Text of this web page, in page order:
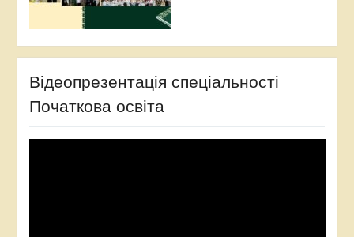
Відеопрезентація спеціальності
Початкова освіта